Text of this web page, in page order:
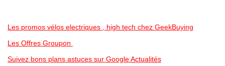
Les promos vélos electriques , high tech chez GeekBuying
Les Offres Groupon
Suivez bons plans astuces sur Google Actualités